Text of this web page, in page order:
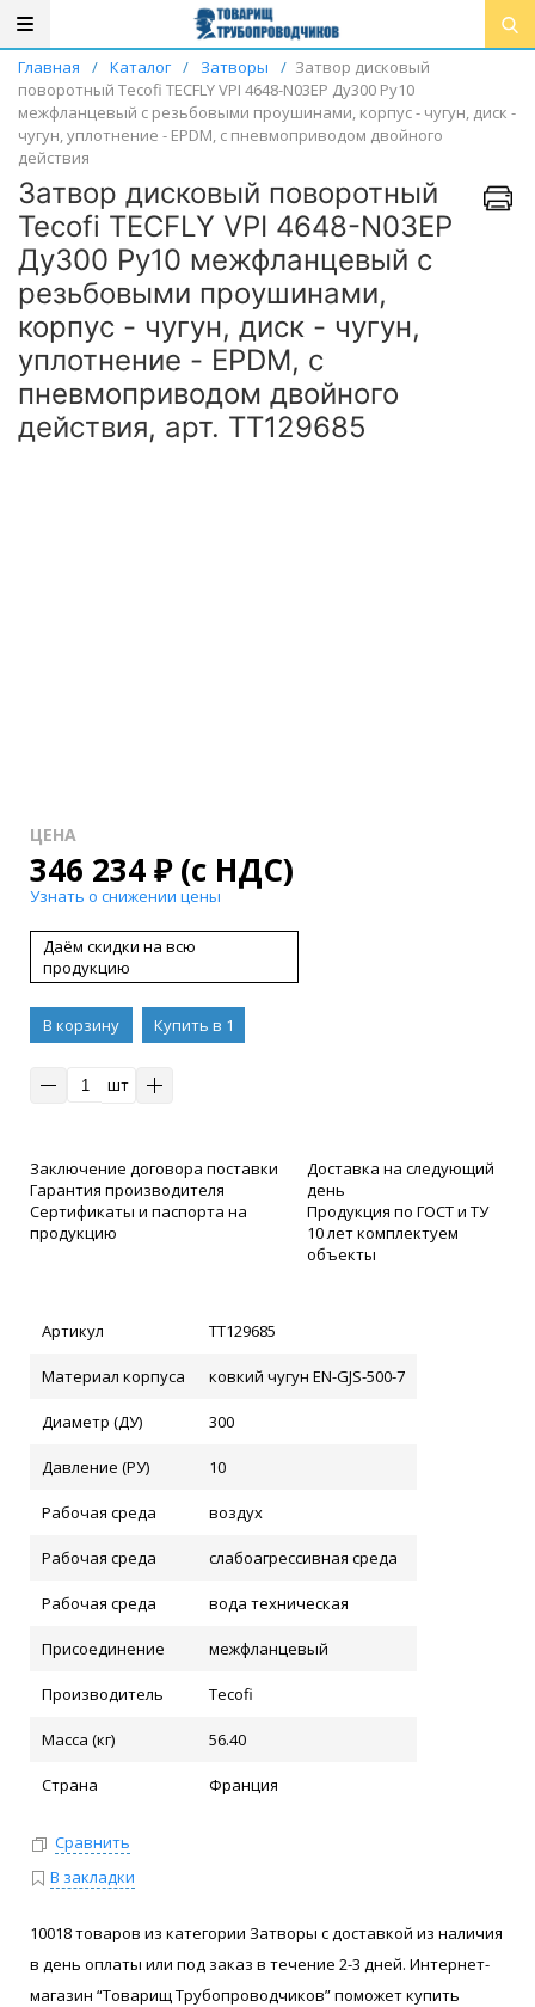
Главная / Каталог / Затворы / Затвор дисковый
поворотный Tecofi TECFLY VPI 4648-N03EP Ду300 Ру10
межфланцевый с резьбовыми проушинами, корпус - чугун, диск -
чугун, уплотнение - EPDM, с пневмоприводом двойного
действия
Затвор дисковый поворотный
Tecofi TECFLY VPI 4648-N03EP
Ду300 Ру10 межфланцевый с
резьбовыми проушинами,
корпус - чугун, диск - чугун,
уплотнение - EPDM, с
пневмоприводом двойного
действия, арт. ТТ129685
ЦЕНА
346 234₽(с НДС)
Узнать о снижении цены
Даём скидки на всю
продукцию
В корзину
Купить в 1
шт
Заключение договора поставки
Гарантия производителя
Сертификаты и паспорта на
продукцию
Доставка на следующий
день
Продукция по ГОСТ и ТУ
10 лет комплектуем
объекты
Артикул ТТ129685
Материал корпуса ковкий чугун EN-GJS-500-7
Диаметр (ДУ) 300
Давление (РУ) 10
Рабочая среда воздух
Рабочая среда слабоагрессивная среда
Рабочая среда вода техническая
Присоединение межфланцевый
Производитель Tecofi
Масса (кг) 56.40
Страна Франция
Сравнить
В закладки
10018 товаров из категории Затворы с доставкой из наличия
в день оплаты или под заказ в течение 2-3 дней. Интернет-
магазин “Товарищ Трубопроводчиков” поможет купить